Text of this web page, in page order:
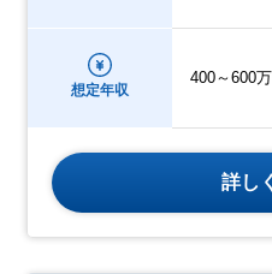
想定年収
400～600
詳し